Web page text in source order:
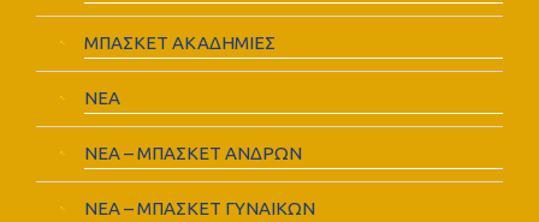
ΜΠΑΣΚΕΤ ΑΚΑΔΗΜΙΕΣ
ΝΕΑ
ΝΕΑ – ΜΠΑΣΚΕΤ ΑΝΔΡΩΝ
ΝΕΑ – ΜΠΑΣΚΕΤ ΓΥΝΑΙΚΩΝ